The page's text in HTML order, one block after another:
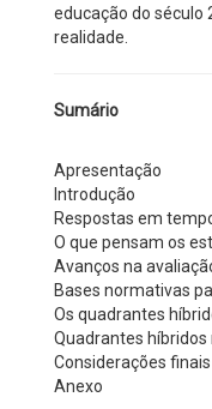
educação do século
realidade.
Sumário
Apresentação
Introdução
Respostas em
O que pensam os
Avanços na
Bases normativas
Os quadrantes
Quadrantes híbridos
Considerações finais
Anexo